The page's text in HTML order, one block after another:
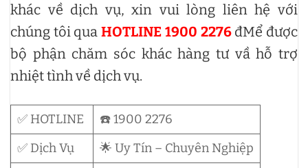
khác về dịch vụ, xin vui lòng liên hệ với
chúng tôi quaHOTLINE 1900 2276đMể được
bộ phận chăm sóc khác hàng tư vầ hỗ trợ
nhiệt tình về dịch vụ.
✅ HOTLINE
☎️ 1900 2276
✅ Dịch Vụ
🌟 Uy Tín – Chuyên Nghiệp